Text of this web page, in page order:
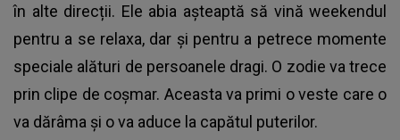
în alte direcții. Ele abia așteaptă să vină weekendul
pentru a se relaxa, dar și pentru a petrece momente
speciale alături de persoanele dragi. O zodie va trece
prin clipe de coșmar. Aceasta va primi o veste care o
va dărâma și o va aduce la capătul puterilor.